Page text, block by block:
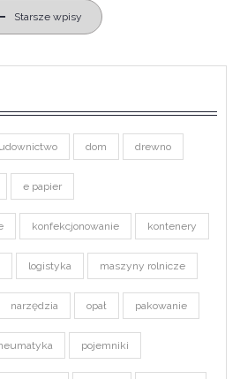
Starsze wpisy
dom drewno
e papier
konfekcjonowanie kontenery
logistyka maszyny rolnicze
narzędzia opał pakowanie
pojemniki